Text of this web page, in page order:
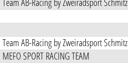
Team AB-Racing by Zweiradsport Schmitz
Team AB-Racing by Zweiradsport Schmitz
MEFO SPORT RACING TEAM